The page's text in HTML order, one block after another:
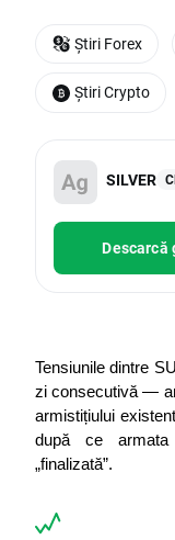
SILVER
Tensiunile dintre
zi consecutivă —
armistițiului
după ce armata
„finalizată”.
Știri Forex
Știri Crypto